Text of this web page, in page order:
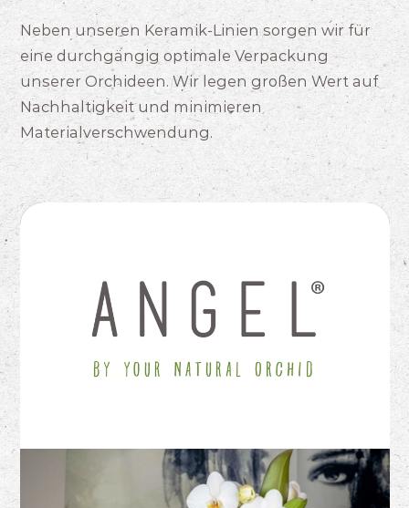
Neben unseren Keramik-Linien sorgen wir für
eine durchgängig optimale Verpackung
unserer Orchideen. Wir legen großen Wert auf
Nachhaltigkeit und minimieren
Materialverschwendung.